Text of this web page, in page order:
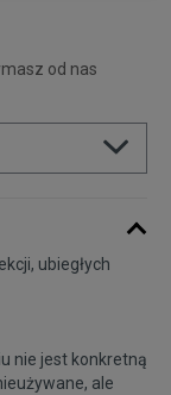
od nas
o dostępności
ubiegłych
nie jest konkretną
ale